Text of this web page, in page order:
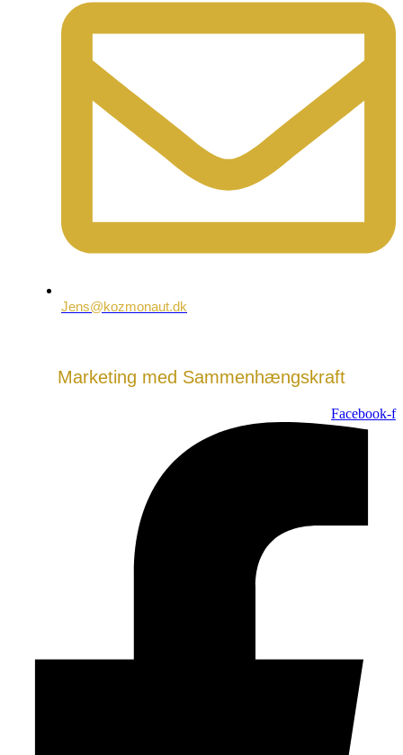
Jens@kozmonaut.dk
Marketing med Sammenhængskraft
Facebook-f